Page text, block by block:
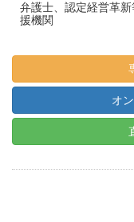
弁護士、認定経営革新
援機関
オ